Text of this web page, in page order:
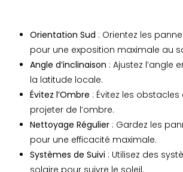
Orientation Sud : Orientez les
pour une exposition maximale au
Angle d’inclinaison : Ajustez l’angle
la latitude locale.
Évitez l’Ombre : Évitez les
projeter de l’ombre.
Nettoyage Régulier : Gardez les
pour une efficacité maximale.
Systèmes de Suivi : Utilisez des
solaire pour suivre le soleil.